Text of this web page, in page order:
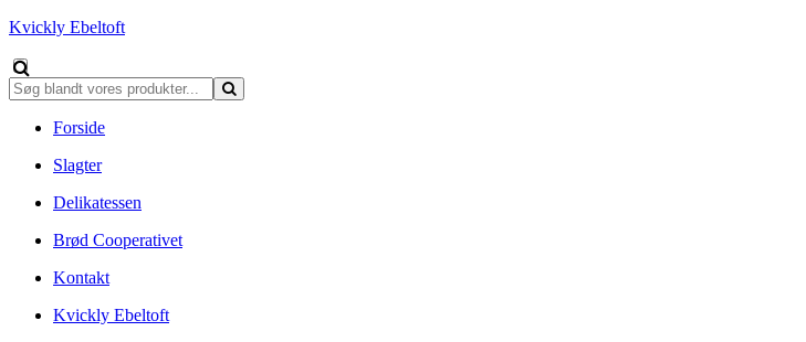
Kvickly Ebeltoft
Forside
Slagter
Delikatessen
Brød Cooperativet
Kontakt
Kvickly Ebeltoft